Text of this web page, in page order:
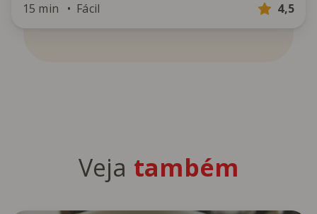
15 min Fácil 4,5
Veja também